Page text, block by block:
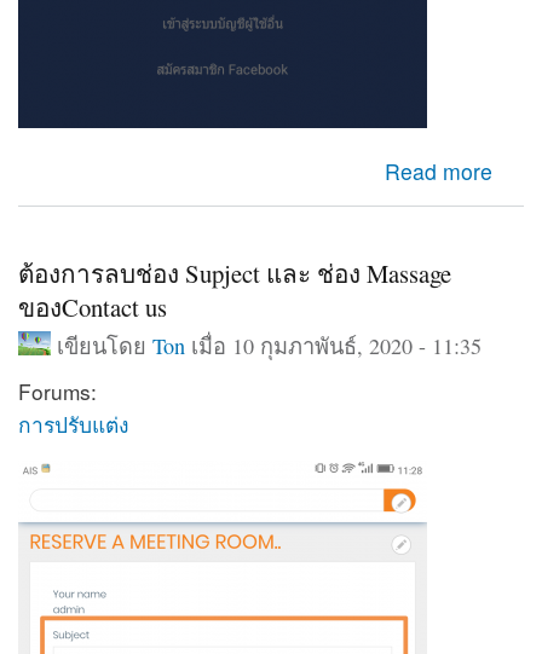
Read more
ต้องการลบช่อง Supject และ ช่อง Massage
ของContact us
เขียนโดย Ton เมื่อ 10 กุมภาพันธ์, 2020 - 11:35
Forums:
การปรับแต่ง